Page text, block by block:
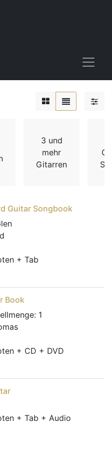
3 und
mehr
Gitarren
Guitar Songbook
+ Tab
Book
1
+ CD + DVD
+ Tab + Audio